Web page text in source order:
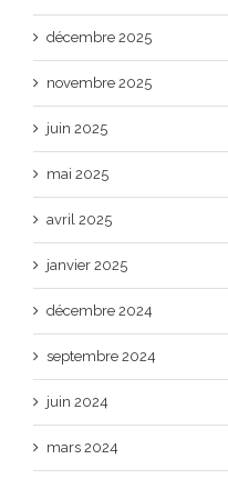
décembre 2025
novembre 2025
juin 2025
mai 2025
avril 2025
janvier 2025
décembre 2024
septembre 2024
juin 2024
mars 2024